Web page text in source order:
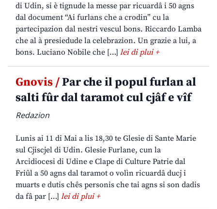
di Udin, si è tignude la messe par ricuardâ i 50 agns
dal document “Ai furlans che a crodin” cu la
partecipazion dal nestri vescul bons. Riccardo Lamba
che al à presiedude la celebrazion. Un grazie a lui, a
bons. Luciano Nobile che […] lei di plui +
Gnovis /Par che il popul furlan al
salti fûr dal taramot cul cjâf e vîf
Redazion
Lunis ai 11 di Mai a lis 18,30 te Glesie di Sante Marie
sul Cjiscjel di Udin. Glesie Furlane, cun la
Arcidiocesi di Udine e Clape di Culture Patrie dal
Friûl a 50 agns dal taramot o volìn ricuardâ ducj i
muarts e dutis chês personis che tai agns si son dadis
da fâ par […] lei di plui +